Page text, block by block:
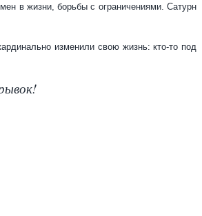
в жизни, борьбы с ограничениями. Сатурн
изменили свою жизнь: кто-то под